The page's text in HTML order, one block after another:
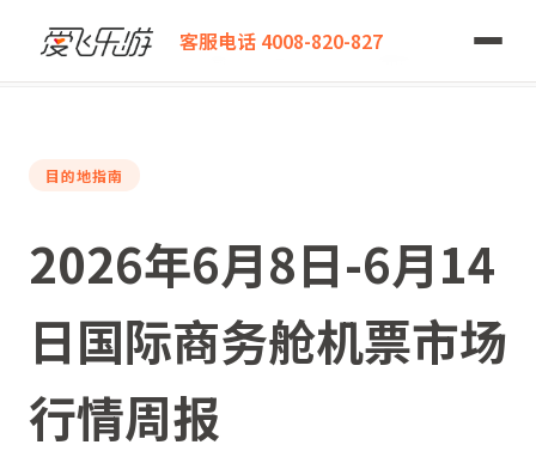
客服电话 4008-820-827
爱飞乐游
旅行干货
2026年6月8日-6月14日国际商务舱机票市场行情周报
目的地指南
2026年6月8日-6月14
日国际商务舱机票市场
行情周报